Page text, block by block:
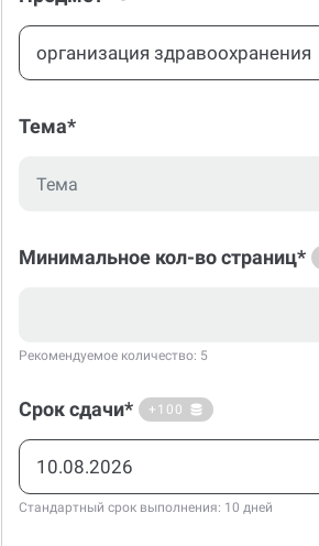
Тема*
Минимальное кол-во страниц*
Рекомендуемое количество: 5
Срок сдачи* +100
Стандартный срок выполнения: 10 дней